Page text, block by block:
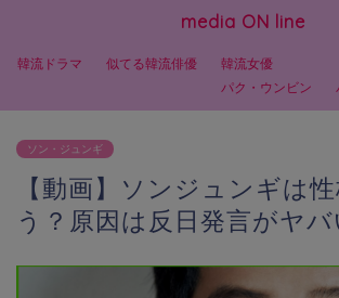
media ON line
韓流ドラマ 似てる韓流俳優
韓流女優
パク・ウンビン
ソン・ジュンギ
【動画】ソンジュンギは
う？原因は反日発言がヤバ